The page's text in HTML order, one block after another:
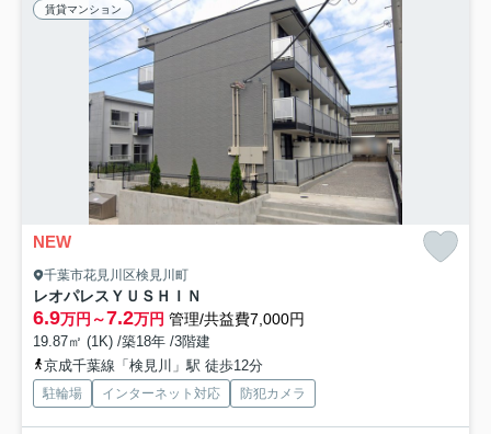
賃貸マンション
NEW
千葉市花見川区検見川町
レオパレスＹＵＳＨＩＮ
6.9万円～7.2万円 管理/共益費7,000円
19.87㎡ (1K) /築18年 /3階建
京成千葉線「検見川」駅 徒歩12分
駐輪場 インターネット対応 防犯カメラ